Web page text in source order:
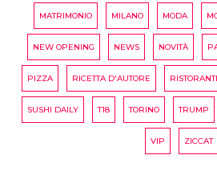
MATRIMONIO MILANO MODA
NEW OPENING NEWS NOVITÀ
PIZZA RICETTA D'AUTORE
SUSHI DAILY T18 TORINO TRUMP
VIP ZICCAT